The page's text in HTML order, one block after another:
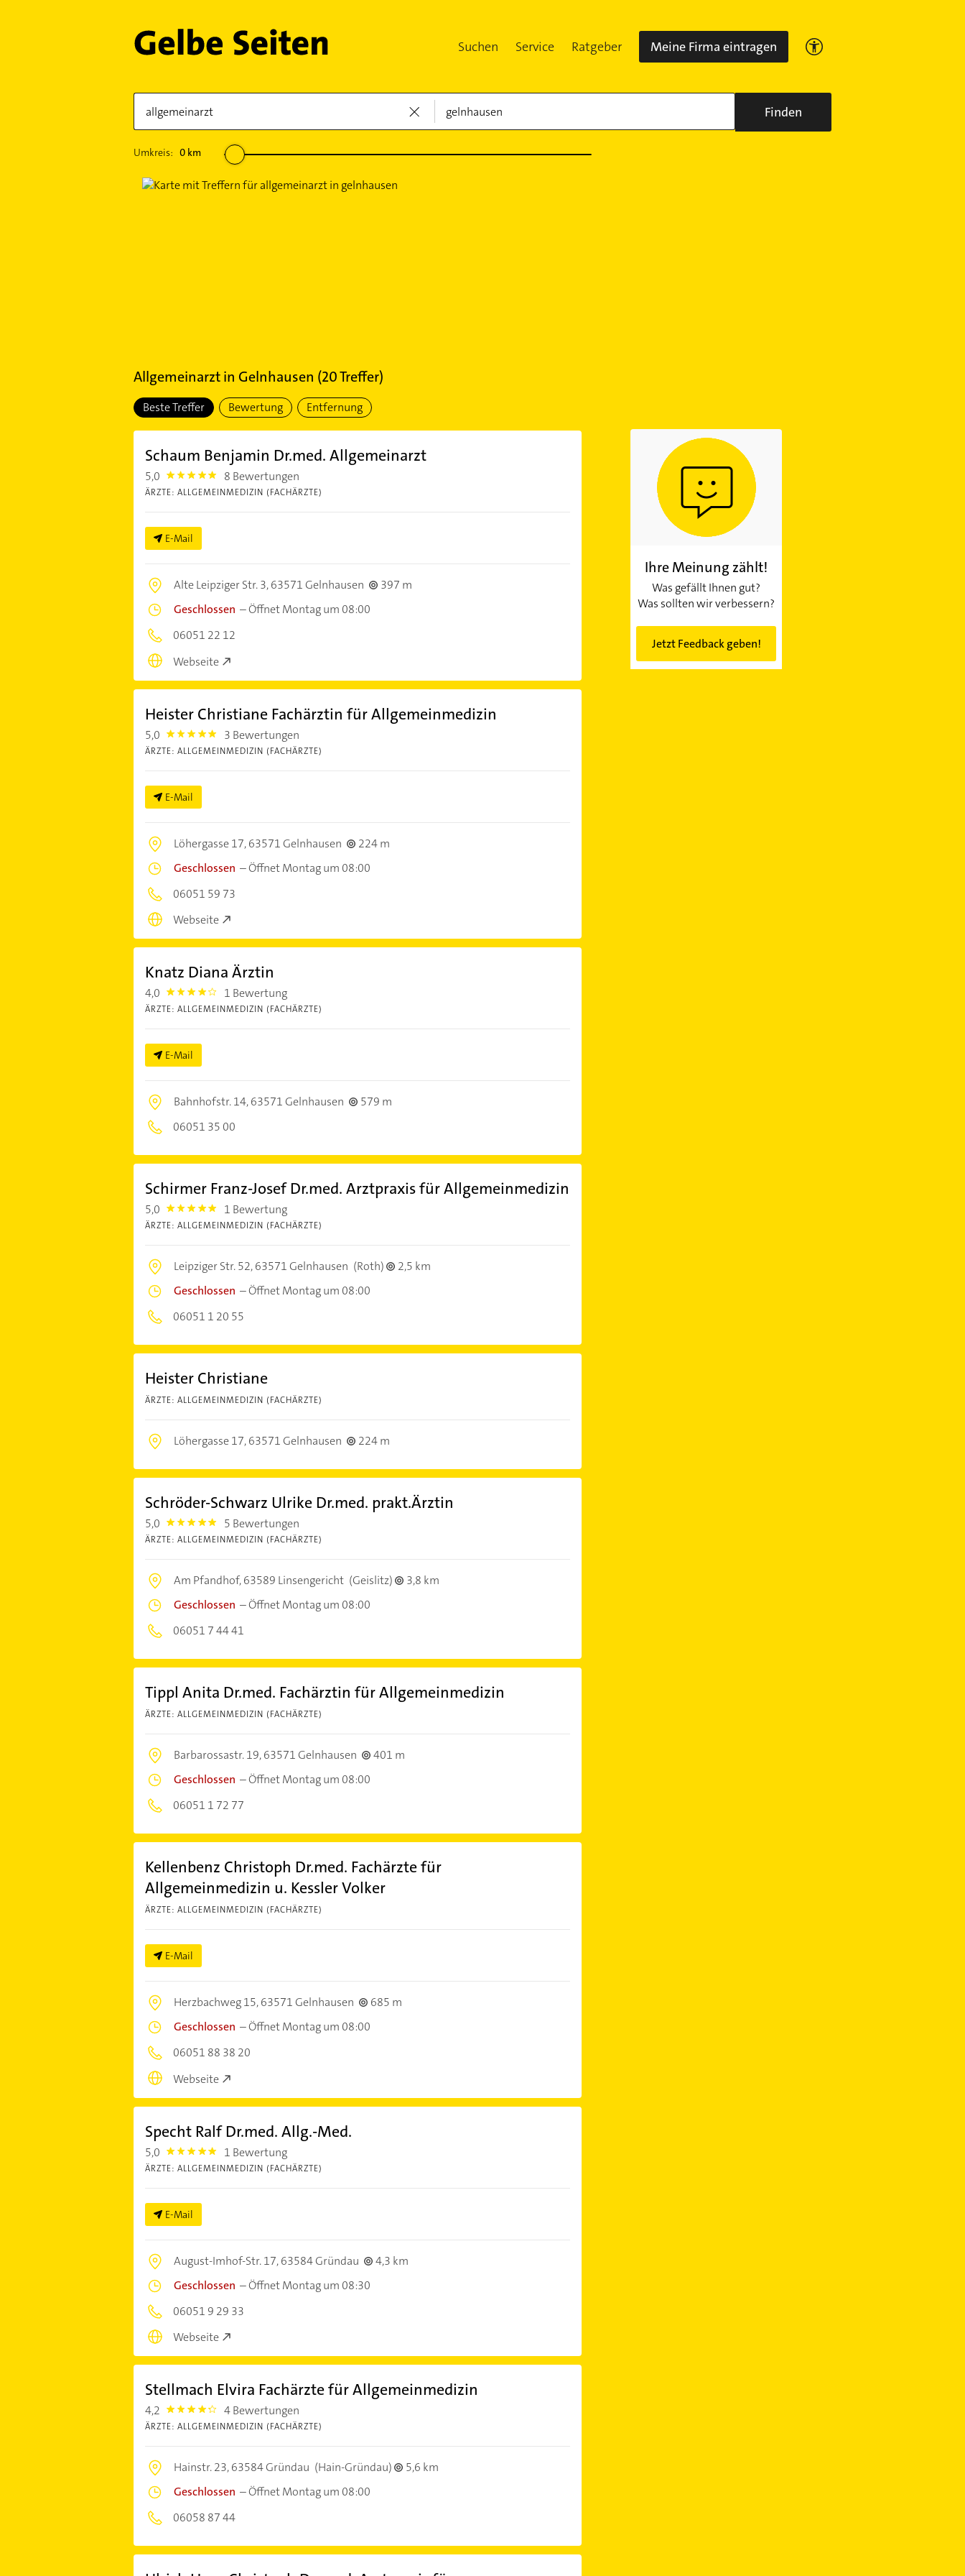
Suchen Service Ratgeber Meine Firma eintragen
Finden
Umkreis: 0km
Allgemeinarztin Gelnhausen (20Treffer)
Beste Treffer Bewertung Entfernung
Schaum Benjamin Dr.med. Allgemeinarzt
5,0 5.0 8 Bewertungen
ÄRZTE: ALLGEMEINMEDIZIN (FACHÄRZTE)
E-Mail
Alte Leipziger Str. 3,63571 Gelnhausen
397 m
Geschlossen –Öffnet Montag um 08:00
06051 22 12
Webseite
Heister Christiane Fachärztin für Allgemeinmedizin
5,0 5.0 3 Bewertungen
ÄRZTE: ALLGEMEINMEDIZIN (FACHÄRZTE)
E-Mail
Löhergasse 17,63571 Gelnhausen
224 m
Geschlossen –Öffnet Montag um 08:00
06051 59 73
Webseite
Knatz Diana Ärztin
4,0 4.0 1 Bewertung
ÄRZTE: ALLGEMEINMEDIZIN (FACHÄRZTE)
E-Mail
Bahnhofstr. 14,63571 Gelnhausen
579 m
06051 35 00
Schirmer Franz-Josef Dr.med. Arztpraxis für Allgemeinmedizin
5,0 5.0 1 Bewertung
ÄRZTE: ALLGEMEINMEDIZIN (FACHÄRZTE)
Leipziger Str. 52,63571 Gelnhausen (Roth)
2,5 km
Geschlossen –Öffnet Montag um 08:00
06051 1 20 55
Heister Christiane
ÄRZTE: ALLGEMEINMEDIZIN (FACHÄRZTE)
Löhergasse 17,63571 Gelnhausen 224 m
Schröder-Schwarz Ulrike Dr.med. prakt.Ärztin
5,0 5.0 5 Bewertungen
ÄRZTE: ALLGEMEINMEDIZIN (FACHÄRZTE)
Am Pfandhof,63589 Linsengericht (Geislitz)
3,8 km
Geschlossen –Öffnet Montag um 08:00
06051 7 44 41
Tippl Anita Dr.med. Fachärztin für Allgemeinmedizin
ÄRZTE: ALLGEMEINMEDIZIN (FACHÄRZTE)
Barbarossastr. 19,63571 Gelnhausen
401 m
Geschlossen –Öffnet Montag um 08:00
06051 1 72 77
Kellenbenz Christoph Dr.med. Fachärzte für
Allgemeinmedizin u. Kessler Volker
ÄRZTE: ALLGEMEINMEDIZIN (FACHÄRZTE)
E-Mail
Herzbachweg 15,63571 Gelnhausen
685 m
Geschlossen –Öffnet Montag um 08:00
06051 88 38 20
Webseite
Specht Ralf Dr.med. Allg.-Med.
5,0 5.0 1 Bewertung
ÄRZTE: ALLGEMEINMEDIZIN (FACHÄRZTE)
E-Mail
August-Imhof-Str. 17,63584 Gründau
4,3 km
Geschlossen –Öffnet Montag um 08:30
06051 9 29 33
Webseite
Stellmach Elvira Fachärzte für Allgemeinmedizin
4,2 4.2000003 4 Bewertungen
ÄRZTE: ALLGEMEINMEDIZIN (FACHÄRZTE)
Hainstr. 23,63584 Gründau (Hain-Gründau)
5,6 km
Geschlossen –Öffnet Montag um 08:00
06058 87 44
Ihre Meinung zählt!
Was gefällt Ihnen gut?
Was sollten wir verbessern?
Jetzt Feedback geben!